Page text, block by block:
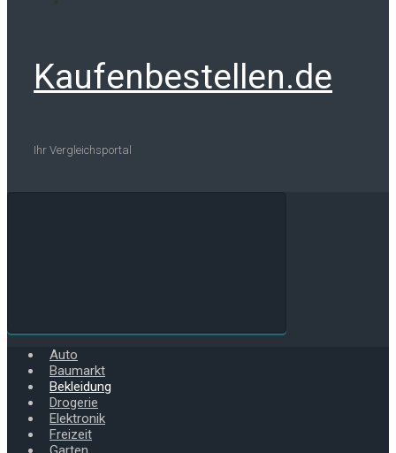
Kaufenbestellen.de
Ihr Vergleichsportal
Auto
Baumarkt
Bekleidung
Drogerie
Elektronik
Freizeit